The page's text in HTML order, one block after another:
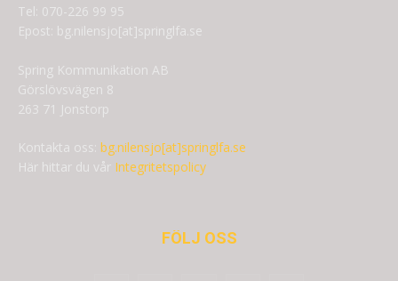
Tel: 070-226 99 95
Epost: bg.nilensjo[at]springlfa.se
Spring Kommunikation AB
Görslövsvägen 8
263 71 Jonstorp
Kontakta oss: bg.nilensjo[at]springlfa.se
Här hittar du vår Integritetspolicy
FÖLJ OSS